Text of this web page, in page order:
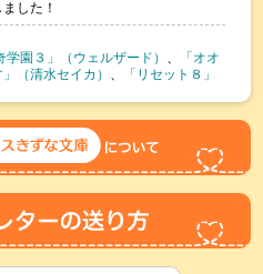
した！
学園３」（ウェルザード）
「オオ
（清水セイカ）
「リセット８」
の言う通り！１」（高杉六花）
卯月みか）が刊行しました！